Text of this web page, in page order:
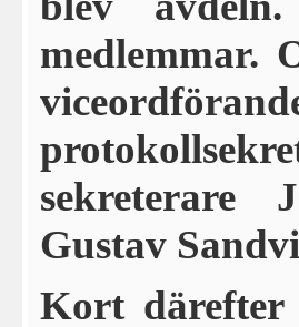
medlemmar.
sekreterare
Gustav
Kort därefter